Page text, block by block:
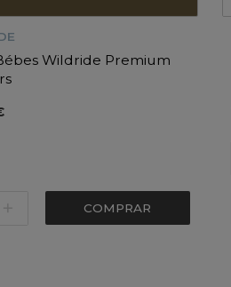
Wildride Premium
COMPRAR